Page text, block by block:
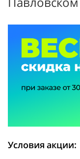
Условия акции: